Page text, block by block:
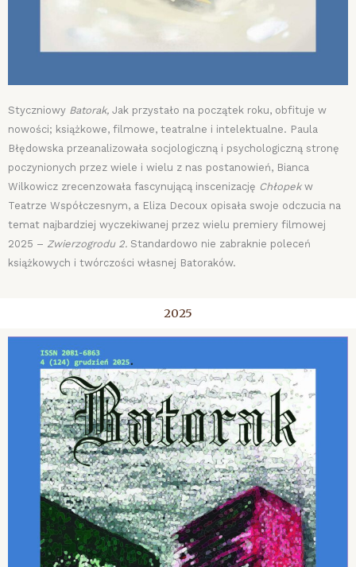
Styczniowy Batorak, Jak przystało na początek roku, obfituje w
nowości; książkowe, filmowe, teatralne i intelektualne. Paula
Błędowska przeanalizowała socjologiczną i psychologiczną stronę
poczynionych przez wiele i wielu z nas postanowień, Bianca
Wilkowicz zrecenzowała fascynującą inscenizację Chłopekw
Teatrze Współczesnym, a Eliza Decoux opisała swoje odczucia na
temat najbardziej wyczekiwanej przez wielu premiery filmowej
2025 – Zwierzogrodu 2. Standardowo nie zabraknie poleceń
książkowych i twórczości własnej Batoraków.
2025